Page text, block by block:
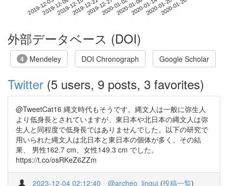
2019-12-032019-12-092019-12-152019-12-212019-12-272020-01-022020-01-082020-01-142020-01-202020-01-26
外部データベース (DOI)
4 Mendeley DOI Chronograph Google Scholar
Twitter (5 users, 9 posts, 3 favorites)
@TweetCat16 縄文時代もそうです。縄文人は一般に弥生人
より低身長とされていますが、東日本や北日本の縄文人は弥
生人と同程度で低身長ではありませんでした。以下の研究で
用いられた縄文人は北日本と東日本の個体が多く、その結
果、 男性162.7 cm、女性149.3 cm でした。
https://t.co/osRKeZ6ZZm
2023-12-04 02:12:40 @archeo_lingui (投稿一覧)